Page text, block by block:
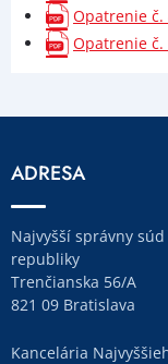
Opatrenie č.
Opatrenie č.
ADRESA
Najvyšší správny súd
republiky
Trenčianska 56/A
821 09 Bratislava
Kancelária